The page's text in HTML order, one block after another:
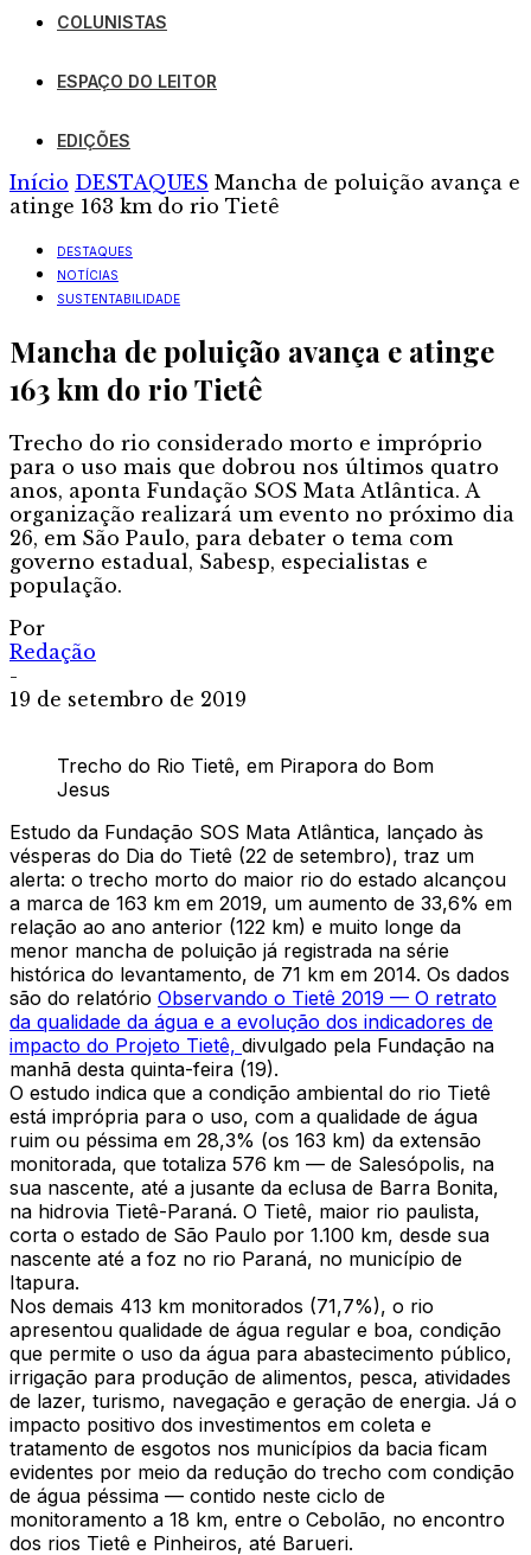
COLUNISTAS
ESPAÇO DO LEITOR
EDIÇÕES
Início DESTAQUES Mancha de poluição avança e
atinge 163 km do rio Tietê
DESTAQUES
NOTÍCIAS
SUSTENTABILIDADE
Mancha de poluição avança e atinge
163 km do rio Tietê
Trecho do rio considerado morto e impróprio
para o uso mais que dobrou nos últimos quatro
anos, aponta Fundação SOS Mata Atlântica. A
organização realizará um evento no próximo dia
26, em São Paulo, para debater o tema com
governo estadual, Sabesp, especialistas e
população.
Por
Redação
-
19 de setembro de 2019
Trecho do Rio Tietê, em Pirapora do Bom
Jesus
Estudo da Fundação SOS Mata Atlântica, lançado às
vésperas do Dia do Tietê (22 de setembro), traz um
alerta: o trecho morto do maior rio do estado alcançou
a marca de 163 km em 2019, um aumento de 33,6% em
relação ao ano anterior (122 km) e muito longe da
menor mancha de poluição já registrada na série
histórica do levantamento, de 71 km em 2014. Os dados
são do relatório Observando o Tietê 2019 — O retrato
da qualidade da água e a evolução dos indicadores de
impacto do Projeto Tietê, divulgado pela Fundação na
manhã desta quinta-feira (19).
O estudo indica que a condição ambiental do rio Tietê
está imprópria para o uso, com a qualidade de água
ruim ou péssima em 28,3% (os 163 km) da extensão
monitorada, que totaliza 576 km — de Salesópolis, na
sua nascente, até a jusante da eclusa de Barra Bonita,
na hidrovia Tietê-Paraná. O Tietê, maior rio paulista,
corta o estado de São Paulo por 1.100 km, desde sua
nascente até a foz no rio Paraná, no município de
Itapura.
Nos demais 413 km monitorados (71,7%), o rio
apresentou qualidade de água regular e boa, condição
que permite o uso da água para abastecimento público,
irrigação para produção de alimentos, pesca, atividades
de lazer, turismo, navegação e geração de energia. Já o
impacto positivo dos investimentos em coleta e
tratamento de esgotos nos municípios da bacia ficam
evidentes por meio da redução do trecho com condição
de água péssima — contido neste ciclo de
monitoramento a 18 km, entre o Cebolão, no encontro
dos rios Tietê e Pinheiros, até Barueri.